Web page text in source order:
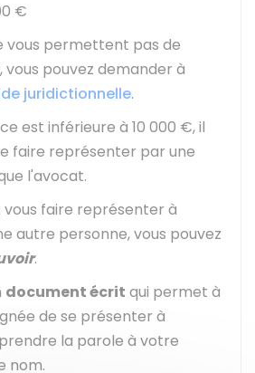
€
vous permettent pas de
pouvez demander à
juridictionnelle.
est inférieure à 10 000 €, il
faire représenter par une
l'avocat.
vous faire représenter à
autre personne, vous pouvez
.
document écrit qui permet à
de se présenter à
la parole à votre
nom.